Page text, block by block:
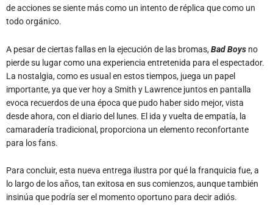
de acciones se siente más como un intento de réplica que como un
todo orgánico.
A pesar de ciertas fallas en la ejecución de las bromas,Bad Boys no
pierde su lugar como una experiencia entretenida para el espectador.
La nostalgia, como es usual en estos tiempos, juega un papel
importante, ya que ver hoy a Smith y Lawrence juntos en pantalla
evoca recuerdos de una época que pudo haber sido mejor, vista
desde ahora, con el diario del lunes. El ida y vuelta de empatía, la
camaradería tradicional, proporciona un elemento reconfortante
para los fans.
Para concluir, esta nueva entrega ilustra por qué la franquicia fue, a
lo largo de los años, tan exitosa en sus comienzos, aunque también
insinúa que podría ser el momento oportuno para decir adiós.